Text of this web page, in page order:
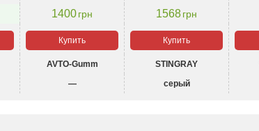
1400грн 1568грн
Купить Купить
AVTO-Gumm STINGRAY
— серый